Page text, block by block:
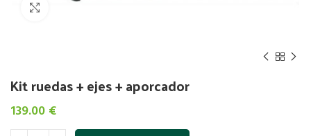
Kit ruedas + ejes + aporcador
139.00 €